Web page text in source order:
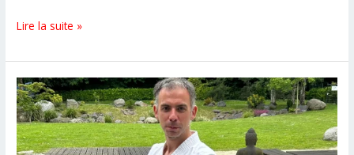
Deux
ceintures
noires
au
CSKS14
Lire la suite »